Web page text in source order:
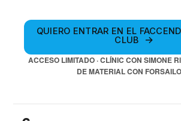
QUIERO ENTRAR EN EL
CLUB
ACCESO LIMITADO · CLÍNIC CON SIMONE
DE MATERIAL CON